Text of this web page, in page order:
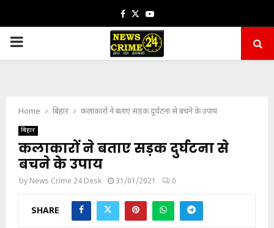
Facebook
TwitterYoutube
PRIMARY
Home बिहार कलाकारों ने बताए सड़क दुर्घटना से बचने के उपाय
बिहार
कलाकारों ने बताए सड़क दुर्घटना से
बचने के उपाय
by News Crime 24 Desk 31/01/2021 0
SHARE